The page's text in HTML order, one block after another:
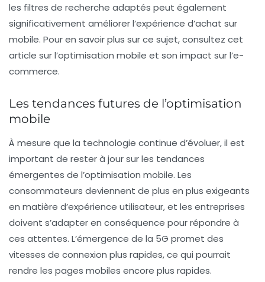
les filtres de recherche adaptés peut également
significativement améliorer l’expérience d’achat sur
mobile. Pour en savoir plus sur ce sujet, consultez cet
article sur l’optimisation mobile et son impact sur l’e-
commerce.
Les tendances futures de l’optimisation
mobile
À mesure que la technologie continue d’évoluer, il est
important de rester à jour sur les tendances
émergentes de l’optimisation mobile. Les
consommateurs deviennent de plus en plus exigeants
en matière d’expérience utilisateur, et les entreprises
doivent s’adapter en conséquence pour répondre à
ces attentes. L’émergence de la 5G promet des
vitesses de connexion plus rapides, ce qui pourrait
rendre les pages mobiles encore plus rapides.